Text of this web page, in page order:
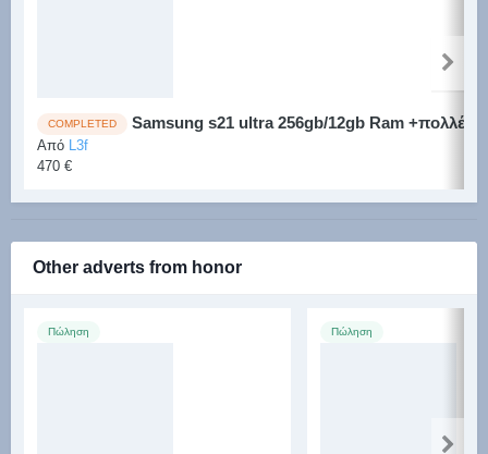
COMPLETED Samsung s21 ultra 256gb/12gb Ram +πολλές
Από L3f
470 €
Other adverts from honor
Πώληση Πώληση